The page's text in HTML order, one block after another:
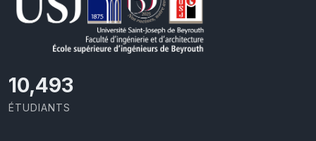
11,418
ÉTUDIANTS